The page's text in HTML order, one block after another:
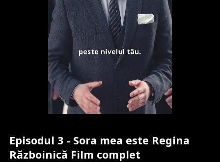
Episodul 3 - Sora mea este Regina
Războinică Film complet